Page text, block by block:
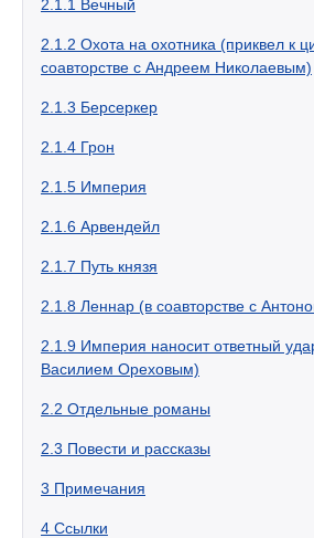
2.1.1 Вечный
2.1.2 Охота на охотника (приквел к
соавторстве с Андреем Николаевым)
2.1.3 Берсеркер
2.1.4 Грон
2.1.5 Империя
2.1.6 Арвендейл
2.1.7 Путь князя
2.1.8 Леннар (в соавторстве с
2.1.9 Империя наносит ответный
Василием Ореховым)
2.2 Отдельные романы
2.3 Повести и рассказы
3 Примечания
4 Ссылки